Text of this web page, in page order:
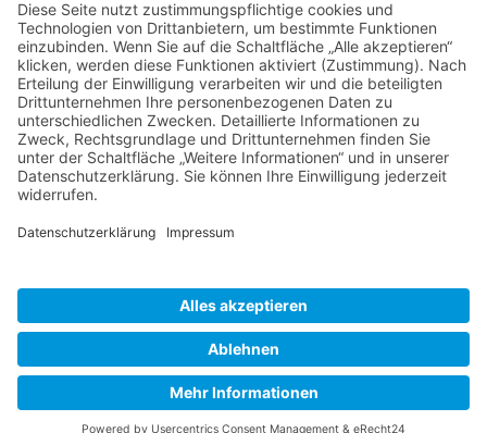
 office@haugbuersten.de
Weitere Seiten
Hygienesortiment
Haushaltssortiment
Ansprechpartner
Jobs
haug® bürsten KG • 2026 |Impressum
Datenschutz
| AGB | Vertrag widerrufen